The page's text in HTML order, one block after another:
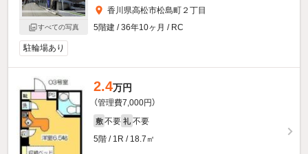
すべての写真
香川県高松市松島町２丁目
5階建 / 36年10ヶ月 / RC
駐輪場あり
2.4万円
（管理費7,000円）
敷 不要 礼 不要
5階 / 1R / 18.7㎡